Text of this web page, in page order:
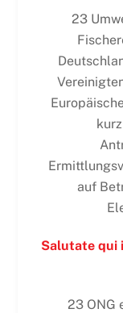
23
auf
Salutate qui
23 ONG